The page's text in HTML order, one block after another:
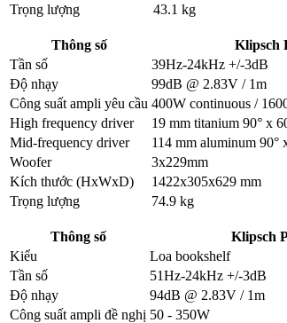
Trọng lượng
43.1 kg
Thông số Klipsch
Tần số
39Hz-24kHz +/-3dB
Độ nhạy
99dB @ 2.83V / 1m
Công suất ampli yêu cầu 400W continuous /
High frequency driver
19 mm titanium 90° x
Mid-frequency driver
114 mm aluminum
Woofer
3x229mm
Kích thước (HxWxD)
1422x305x629 mm
Trọng lượng
74.9 kg
Thông số Klipsch
Kiểu
Loa bookshelf
Tần số
51Hz-24kHz +/-3dB
Độ nhạy
94dB @ 2.83V / 1m
Công suất ampli đề nghị 50 - 350W